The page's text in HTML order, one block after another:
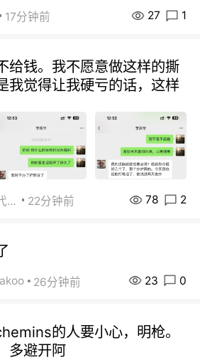
17分钟前 27 1
给钱。我不愿意做这样的撕
我觉得让我硬亏的话，这样
阿坤业务代办 22分钟前 78 2
26分钟前 23 0
的人要小心，明枪。
多避开阿